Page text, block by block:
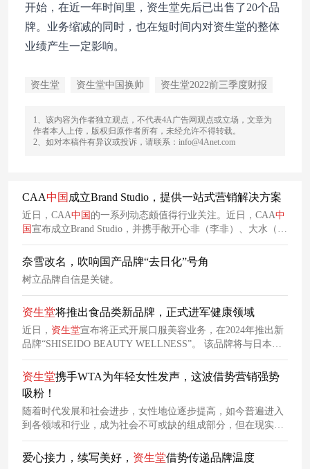
开始，在近一年时间里，资生堂先后已出售了20个品
牌。业务缩减的同时，也在短时间内对资生堂的整体
业绩产生一定影响。
资生堂 资生堂中国换帅 资生堂2022前三季度财报
1、该内容为作者独立观点，不代表4A广告网观点或立场，文章为
作者本人上传，版权归原作者所有，未经允许不得转载。
2、如对本稿件有异议或投诉，请联系：info@4Anet.com
CAA中国 成立Brand Studio，提供一站式营销解决方案
近日，CAA中国 的一系列动态颇值得行业关注。近日，CAA中
国宣布成立Brand Studio，并携手敞开心非（李非）、大水（李
霄峰）、煅影炼金（曹保平）、幻星（张琪）、啼声（程
亮）、一石（冯宇超）六家导演厂牌及CiaoAnimation（邹四
维）和放影未来（雷磊）两家动画厂牌开展首批合作，为品牌
提供一站式营销解决方案。
奈雪改名，吹响国产品牌“去日化”号角
树立品牌自信是关键。
资生堂将推出食品类新品牌，正式进军健康领域
近日， 资生堂宣布将正式开展口服美容业务，在2024年推出新
品牌“SHISEIDO BEAUTY WELLNESS”。 该品牌将与日本
方药企津村（Tsumura）和食品公司可果美（KAGOME）分别
合作研发美容相关的营养补充剂和饮料。产品将在2024年2月
上线日本市场，2025年或将推广至中国 等亚洲地区。
资生堂携手WTA为年轻女性发声，这波借势营销强势
吸粉！
随着时代发展和社会进步，女性地位逐步提高，如今普遍进入
到各领域和行业，成为社会不可或缺的组成部分，但在现实生
活中，女性群体依然会受到世俗道德标准的约束。资生堂携手
WTA，助力女性群体为自己发声。
爱心接力，续写美好， 资生堂借势传递品牌温度